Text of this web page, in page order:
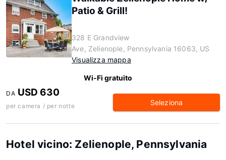
Patio & Grill!
328 E Grandview
Ave, Zelienople, Pennsylvania 16063, US
Visualizza mappa
Wi-Fi gratuito
DA USD 630
per camera / per notte Seleziona
Hotel vicino: Zelienople, Pennsylvania